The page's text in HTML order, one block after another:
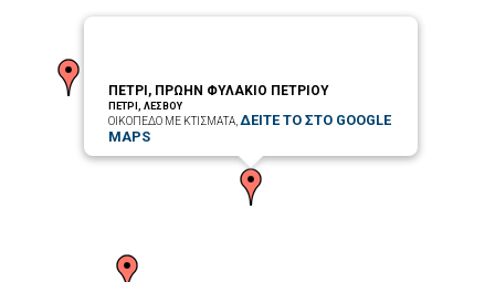
ΠΕΤΡΙ, ΠΡΩΗΝ ΦΥΛΑΚΙΟ ΠΕΤΡΙΟΥ
ΠΕΤΡΙ, ΛΕΣΒΟΥ
ΟΙΚΟΠΕΔΟ ΜΕ ΚΤΙΣΜΑΤΑ, ΔΕΙΤΕ ΤΟ ΣΤΟ GOOGLE
MAPS